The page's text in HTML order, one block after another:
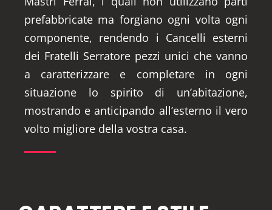
prefabbricate ma forgiano ogni volta ogni
componente, rendendo i Cancelli esterni
dei Fratelli Serratore pezzi unici che vanno
a caratterizzare e completare in ogni
situazione lo spirito di un’abitazione,
mostrando e anticipando all’esterno il vero
volto migliore della vostra casa.